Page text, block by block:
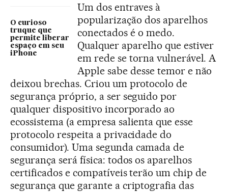
O curioso
truque que
permite liberar
espaço em seu
iPhone
Um dos entraves à
popularização dos aparelhos
conectados é o medo.
Qualquer aparelho que estiver
em rede se torna vulnerável. A
Apple sabe desse temor e não
deixou brechas. Criou um protocolo de
segurança próprio, a ser seguido por
qualquer dispositivo incorporado ao
ecossistema (a empresa salienta que esse
protocolo respeita a privacidade do
consumidor). Uma segunda camada de
segurança será física: todos os aparelhos
certificados e compatíveis terão um chip de
segurança que garante a criptografia das